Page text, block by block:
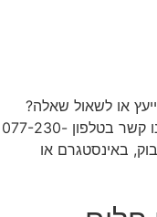
או לשאול שאלה?
אנחנו תמיד פה בשבילך! תוכלי ליצור איתנו קשר בטלפון 077-230-
באינסטגרם או